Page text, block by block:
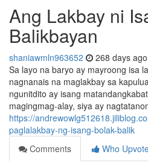
Ang Lakbay ni
Balikbayan
shaniawmln963652 268 days ago
Sa layo na baryo ay mayroong isa
nagnanais na maglakbay sa
ngunitdito ay isang
magingmag-alay, siya ay
https://
paglalakbay-ng-isang-bolak-balik
Comments
Who